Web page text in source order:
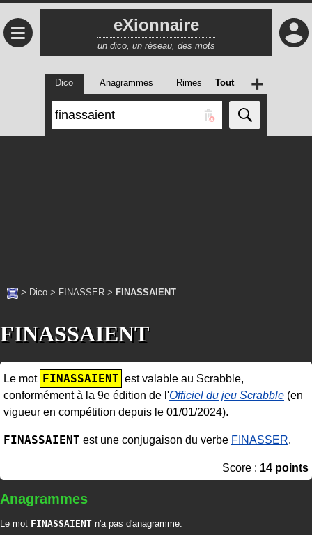
≡ eXionnaire
un dico, un réseau, des mots
Dico Anagrammes Rimes Tout +
> Dico > FINASSER > FINASSAIENT
FINASSAIENT
Le mot FINASSAIENT est valable au Scrabble,
conformément à la 9e édition de l'Officiel du jeu Scrabble (en
vigueur en compétition depuis le 01/01/2024).
FINASSAIENT est une conjugaison du verbe FINASSER.
Score : 14 points
Anagrammes
Le mot FINASSAIENT n'a pas d'anagramme.